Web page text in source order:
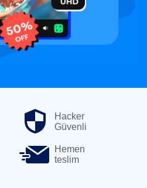
Hacker
Güvenli
Hemen
teslim